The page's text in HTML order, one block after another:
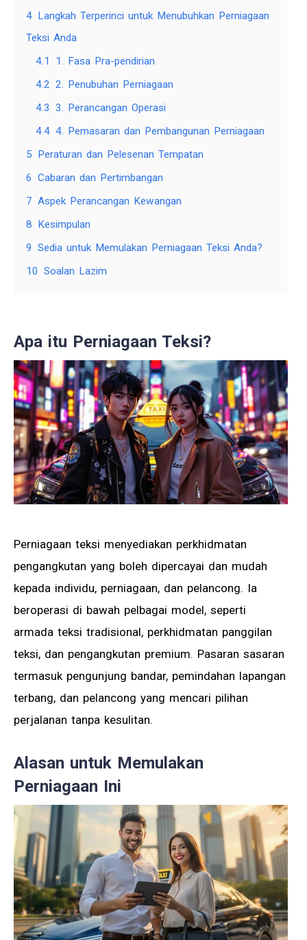
4 Langkah Terperinci untuk Menubuhkan Perniagaan
Teksi Anda
4.1
1. Fasa Pra-pendirian
4.2 2. Penubuhan Perniagaan
4.3 3. Perancangan Operasi
4.4 4. Pemasaran dan Pembangunan Perniagaan
5 Peraturan dan Pelesenan Tempatan
6 Cabaran dan Pertimbangan
7 Aspek Perancangan Kewangan
8 Kesimpulan
9 Sedia untuk Memulakan Perniagaan Teksi Anda?
10 Soalan Lazim
Apa itu Perniagaan Teksi?
Perniagaan teksi menyediakan perkhidmatan
pengangkutan yang boleh dipercayai dan mudah
kepada individu, perniagaan, dan pelancong. Ia
beroperasi di bawah pelbagai model, seperti
armada teksi tradisional, perkhidmatan panggilan
teksi, dan pengangkutan premium. Pasaran sasaran
termasuk pengunjung bandar, pemindahan lapangan
terbang, dan pelancong yang mencari pilihan
perjalanan tanpa kesulitan.
Alasan untuk Memulakan
Perniagaan Ini